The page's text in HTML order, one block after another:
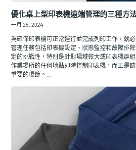
優化桌上型印表機遠端管理的三種方
一月 25, 2024
為確保印表機可正常運行並完成列印工作，就
管理任務包括印表機設定、狀態監控和故障排
定的挑戰性，特別是針對場域較大或印表機群
作業場所的任何地點即時控制印表機，而正是
重要的環節。…